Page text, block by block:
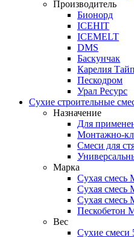
Производитель
Бионорд
ICEHIT
ICEMELT
DMS
Баскунчак
Карелия Тайп
Пескодром
Урал Ресурс
Сухие строительные
Назначение
Для
Монтажно-
Смеси для
Марка
Сухая смесь
Сухая смесь
Сухая смесь
Пескобетон
Вес
Сухие смеси